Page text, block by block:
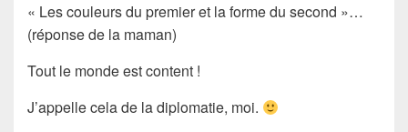
« Les couleurs du premier et la forme du second »…
(réponse de la maman)
Tout le monde est content !
J’appelle cela de la diplomatie, moi.